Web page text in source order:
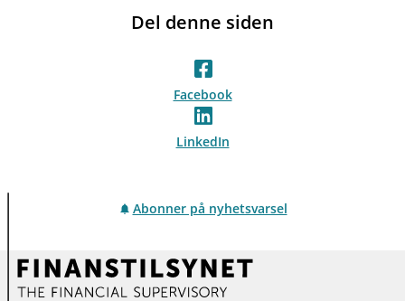
Del denne siden
Facebook
LinkedIn
Abonner på nyhetsvarsel